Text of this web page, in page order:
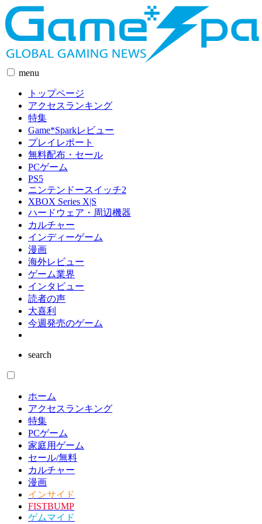
menu
トップページ
アクセスランキング
特集
Game*Sparkレビュー
プレイレポート
無料配布・セール
PCゲーム
PS5
ニンテンドースイッチ2
XBOX Series X|S
ハードウェア・周辺機器
カルチャー
インディーゲーム
漫画
海外レビュー
ゲーム業界
インタビュー
読者の声
大喜利
今週発売のゲーム
search
ホーム
アクセスランキング
特集
PCゲーム
家庭用ゲーム
セール/無料
カルチャー
漫画
インサイド
FISTBUMP
ゲムマイド